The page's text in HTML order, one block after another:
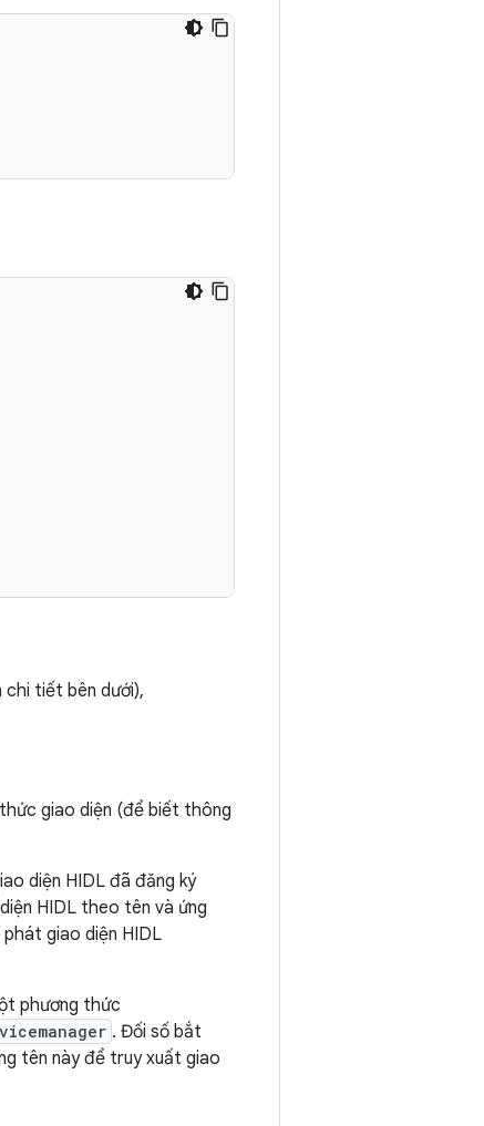
tiết bên dưới),
giao diện (để biết thông
diện HIDL đã đăng ký
HIDL theo tên và ứng
giao diện HIDL
phương thức
. Đối số bắt
tên này để truy xuất giao